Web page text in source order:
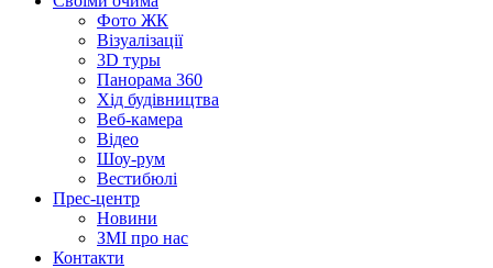
Фото ЖК
Візуалізації
3D туры
Панорама 360
Хід будівництва
Веб-камера
Відео
Шоу-рум
Вестибюлі
Прес-центр
Новини
ЗМІ про нас
Контакти